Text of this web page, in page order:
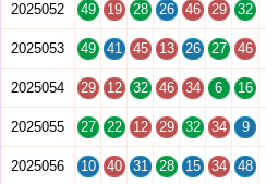
2025052 49 19 28 26 46 29 32
2025053 49 41 45 13 26 27 46
2025054 29 12 32 46 34 6 16
2025055 27 22 12 29 32 34 9
2025056 10 40 31 28 15 34 48